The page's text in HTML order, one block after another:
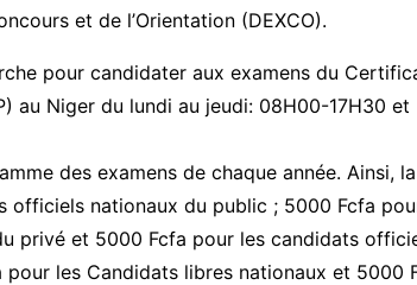
et de l’Orientation (DEXCO).
pour candidater aux examens du
au Niger du lundi au jeudi: 08H00-17H30 et
des examens de chaque année. Ainsi,
officiels nationaux du public ; 5000 Fcfa
privé et 5000 Fcfa pour les candidats
les Candidats libres nationaux et 5000